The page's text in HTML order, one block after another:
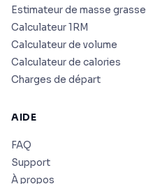
Estimateur de masse grasse
Calculateur 1RM
Calculateur de volume
Calculateur de calories
Charges de départ
AIDE
FAQ
Support
À propos